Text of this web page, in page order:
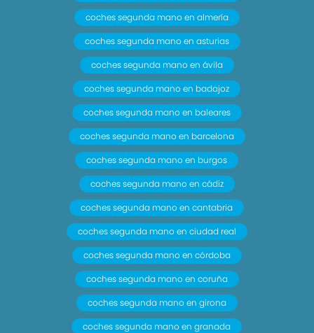
coches segunda mano en almería
coches segunda mano en asturias
coches segunda mano en ávila
coches segunda mano en badajoz
coches segunda mano en baleares
coches segunda mano en barcelona
coches segunda mano en burgos
coches segunda mano en cádiz
coches segunda mano en cantabria
coches segunda mano en ciudad real
coches segunda mano en córdoba
coches segunda mano en coruña
coches segunda mano en girona
coches segunda mano en granada